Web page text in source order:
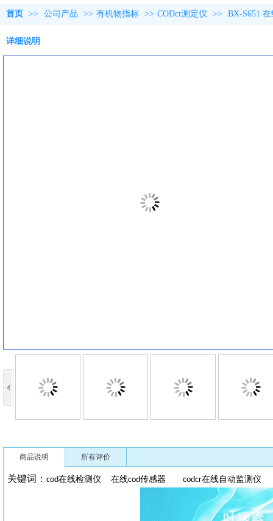
首页 >> 公司产品 >> 有机物指标 >> CODcr测定仪 >> BX-S651
详细说明
商品说明 所有评价
关键词： cod在线检测仪 在线cod传感器 codcr在线自动监测仪